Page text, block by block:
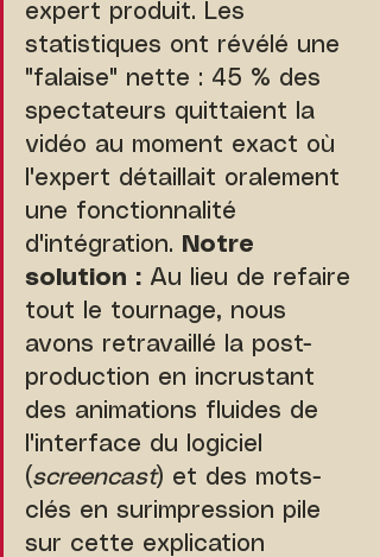
expert produit. Les
statistiques ont révélé une
"falaise" nette : 45 % des
spectateurs quittaient la
vidéo au moment exact où
l'expert détaillait oralement
une fonctionnalité
d'intégration. Notre
solution : Au lieu de refaire
tout le tournage, nous
avons retravaillé la post-
production en incrustant
des animations fluides de
l'interface du logiciel
(screencast) et des mots-
clés en surimpression pile
sur cette explication